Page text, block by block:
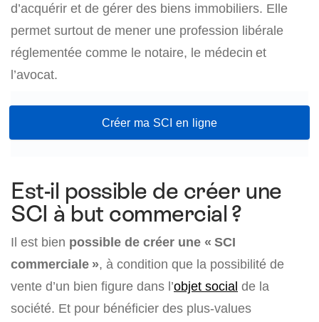
d’acquérir et de gérer des biens immobiliers. Elle
permet surtout de mener une profession libérale
réglementée comme le notaire, le médecin et
l’avocat.
Créer ma SCI en ligne
Est-il possible de créer une
SCI à but commercial ?
Il est bien possible de créer une « SCI
commerciale », à condition que la possibilité de
vente d’un bien figure dans l’objet social de la
société. Et pour bénéficier des plus-values